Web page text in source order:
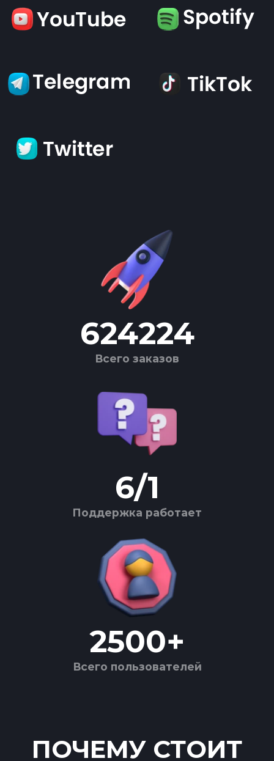
624224
Всего заказов
6/1
Поддержка работает
2500+
Всего пользователей
ПОЧЕМУ СТОИТ